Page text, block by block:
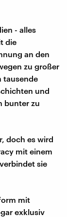
- alles
die
an den
zu großer
tausende
und
bunter zu
doch es wird
mit einem
sie
mit
exklusiv